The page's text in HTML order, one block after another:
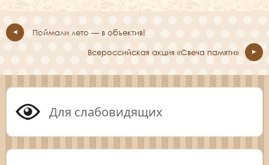
Поймали лето — в объектив!
Всероссийская акция «Свеча памяти»
Для слабовидящих